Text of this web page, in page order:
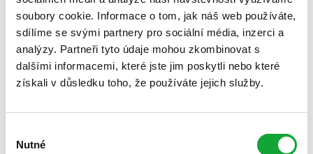
soubory cookie. Informace o tom, jak náš web používáte,
sdílíme se svými partnery pro sociální média, inzerci a
analýzy. Partneři tyto údaje mohou zkombinovat s
dalšími informacemi, které jste jim poskytli nebo které
získali v důsledku toho, že používáte jejich služby.
souhlasu
Nutné